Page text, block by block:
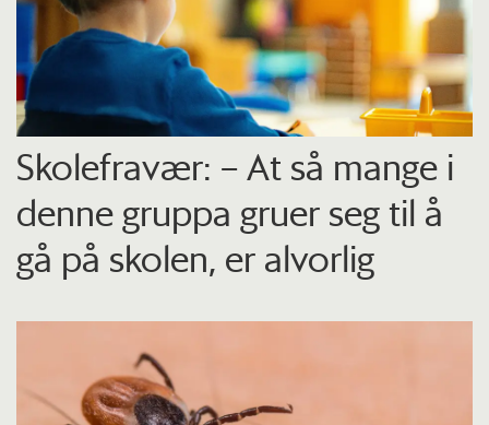
Skolefravær: – At så mange i
denne gruppa gruer seg til å
gå på skolen, er alvorlig